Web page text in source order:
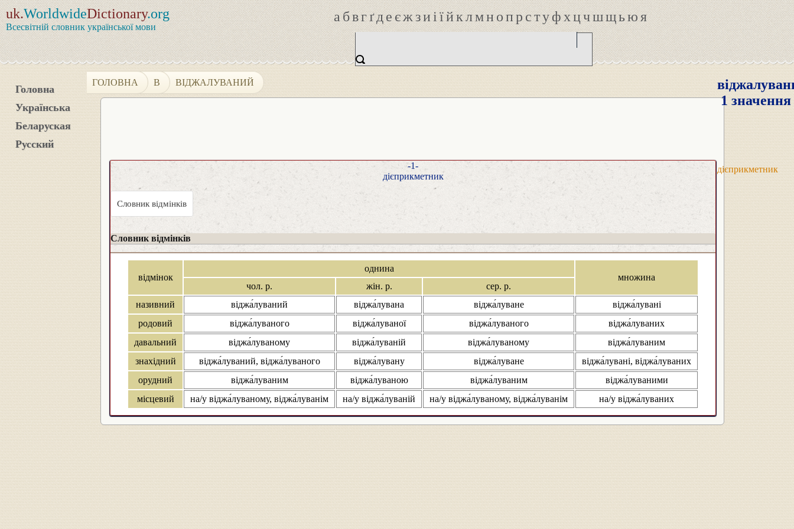
uk.WorldwideDictionary.org
Всесвітній словник української мови
абвгґдеєжзиіїйклмнопрстуфхцчшщьюя
Головна
Українська
Беларуская
Русский
ГОЛОВНА В ВІДЖАЛУВАНИЙ
1 значення
дієприкметник
-1-
дієприкметник
Словник відмінків
Словник відмінків
відмінок
однина
множина
чол. р.
жін. р.
сер. р.
називний
віджа́луваний віджа́лувана віджа́луване
віджа́лувані
родовий
віджа́луваного віджа́луваної віджа́луваного
віджа́луваних
давальний
віджа́луваному віджа́луваній віджа́луваному
віджа́луваним
знахідний
віджа́луваний, віджа́луваного віджа́лувану віджа́луване
віджа́лувані, віджа́луваних
орудний
віджа́луваним віджа́луваною віджа́луваним
віджа́луваними
місцевий
на/у віджа́луваному, віджа́луванім на/у віджа́луваній на/у віджа́луваному, віджа́луванім на/у віджа́луваних